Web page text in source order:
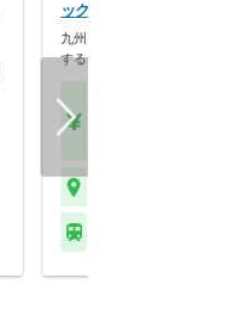
ックス三日月店
九州～北陸地方に約300店舗
するディスカウント…